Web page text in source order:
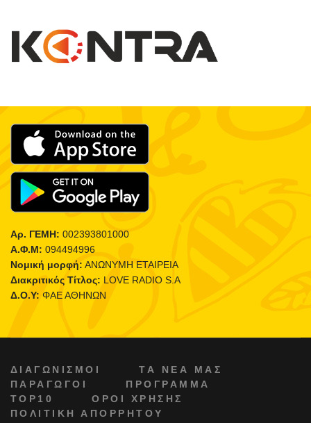
Αρ. ΓΕΜΗ: 002393801000
Α.Φ.Μ: 094494996
Νομική μορφή: ΑΝΩΝΥΜΗ ΕΤΑΙΡΕΙΑ
Διακριτικός Τίτλος: LOVE RADIO S.A
Δ.Ο.Υ: ΦΑΕ ΑΘΗΝΩΝ
ΔΙΑΓΩΝΙΣΜΟΙ
ΤΑ ΝΕΑ ΜΑΣ
ΠΑΡΑΓΩΓΟΙ
ΠΡΟΓΡΑΜΜΑ
TOP10
ΟΡΟΙ ΧΡΗΣΗΣ
ΠΟΛΙΤΙΚΗ ΑΠΟΡΡΗΤΟΥ